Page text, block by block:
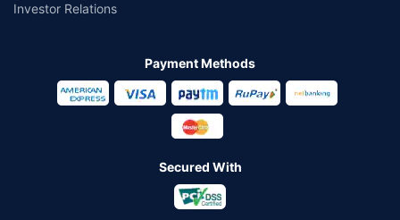
Investor Relations
Payment Methods
Secured With